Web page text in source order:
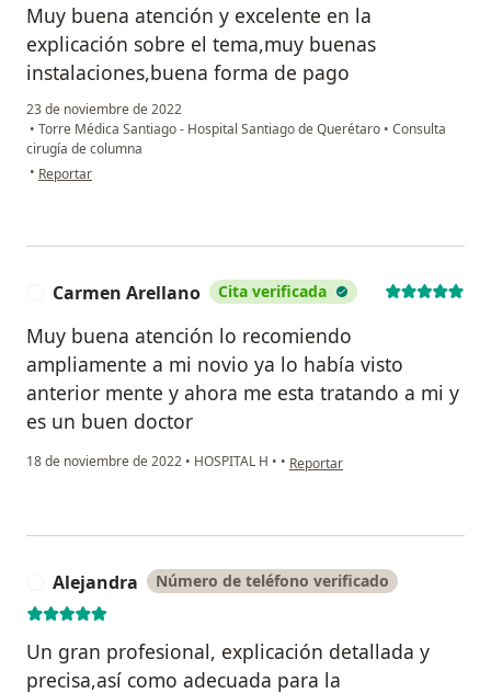
Muy buena atención y excelente en la
explicación sobre el tema,muy buenas
instalaciones,buena forma de pago
23 de noviembre de 2022
• Torre Médica Santiago - Hospital Santiago de Querétaro • Consulta
cirugía de columna
• en opinión del usuario Javier hurtado
Reportar
Carmen Arellano Cita verificada
Muy buena atención lo recomiendo
ampliamente a mi novio ya lo había visto
anterior mente y ahora me esta tratando a mi y
es un buen doctor
18 de noviembre de 2022 • HOSPITAL H • • en opinión del usuario Carmen
Reportar
Alejandra Número de teléfono verificado
Un gran profesional, explicación detallada y
precisa,así como adecuada para la